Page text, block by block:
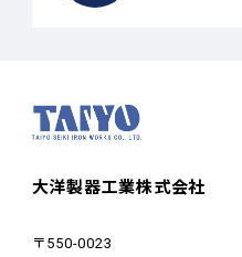
大洋製器工業株式会社
〒550-0023